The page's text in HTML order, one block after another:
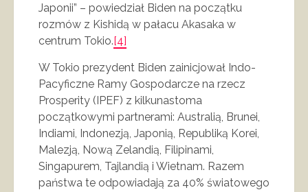
Japonii” – powiedział Biden na początku
rozmów z Kishidą w pałacu Akasaka w
centrum Tokio.[4]
W Tokio prezydent Biden zainicjował Indo-
Pacyficzne Ramy Gospodarcze na rzecz
Prosperity (IPEF) z kilkunastoma
początkowymi partnerami: Australią, Brunei,
Indiami, Indonezją, Japonią, Republiką Korei,
Malezją, Nową Zelandią, Filipinami,
Singapurem, Tajlandią i Wietnam. Razem
państwa te odpowiadają za 40% światowego